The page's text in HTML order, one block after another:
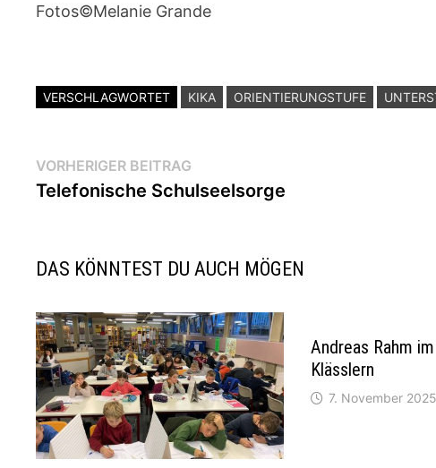
Fotos©Melanie Grande
VERSCHLAGWORTET KIKA ORIENTIERUNGSTUFE
Beitragsnavigation
VORHERIGER BEITRAG
Beitrag:
Telefonische Schulseelsorge
DAS KÖNNTEST DU AUCH MÖGEN
Andreas Rahm
Klässlern
7. November 2025